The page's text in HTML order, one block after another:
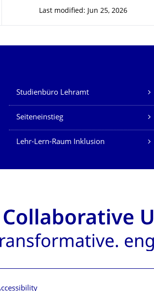
Last modified: Jun 25, 2026
Our Services
Studienbüro Lehramt
Seiteneinstieg
Lehr-Lern-Raum Inklusion